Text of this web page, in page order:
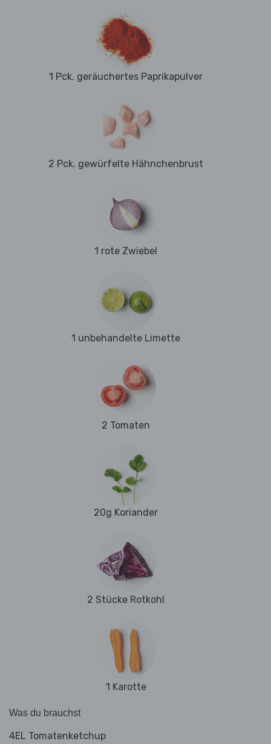
1 Pck. geräuchertes Paprikapulver
2 Pck. gewürfelte Hähnchenbrust
1 rote Zwiebel
1 unbehandelte Limette
2 Tomaten
20g Koriander
2 Stücke Rotkohl
1 Karotte
Was du brauchst
4EL Tomatenketchup